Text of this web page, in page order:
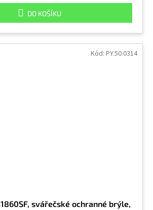
DO KOŠÍKU
svářečské ochranné brýle,
Kód: PY.50.0314